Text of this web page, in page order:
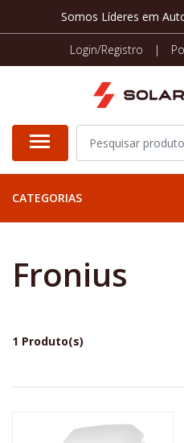
Somos Líderes em
Login/Registro |
CATEGORIAS
Fronius
1 Produto(s)